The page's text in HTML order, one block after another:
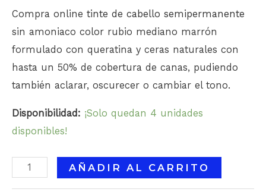
Compra online tinte de cabello semipermanente
sin amoniaco color rubio mediano marrón
formulado con queratina y ceras naturales con
hasta un 50% de cobertura de canas, pudiendo
también aclarar, oscurecer o cambiar el tono.
Disponibilidad: ¡Solo quedan 4 unidades
disponibles!
AÑADIR AL CARRITO